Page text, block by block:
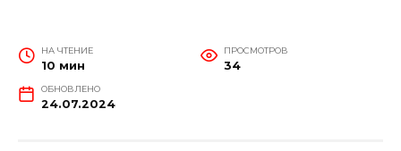
НА ЧТЕНИЕ
10 мин
ПРОСМОТРОВ
34
ОБНОВЛЕНО
24.07.2024